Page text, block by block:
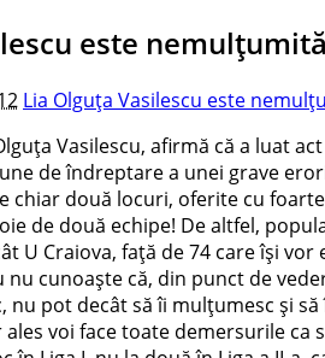
este
Lia Olguţa Vasilescu este
Vasilescu, afirmă că a luat
de îndreptare a unei grave
chiar două locuri, oferite cu
de două echipe! De altfel,
U Craiova, faţă de 74 care îşi
nu cunoaşte că, din punct de
nu pot decât să îi mulţumesc şi
voi face toate demersurile